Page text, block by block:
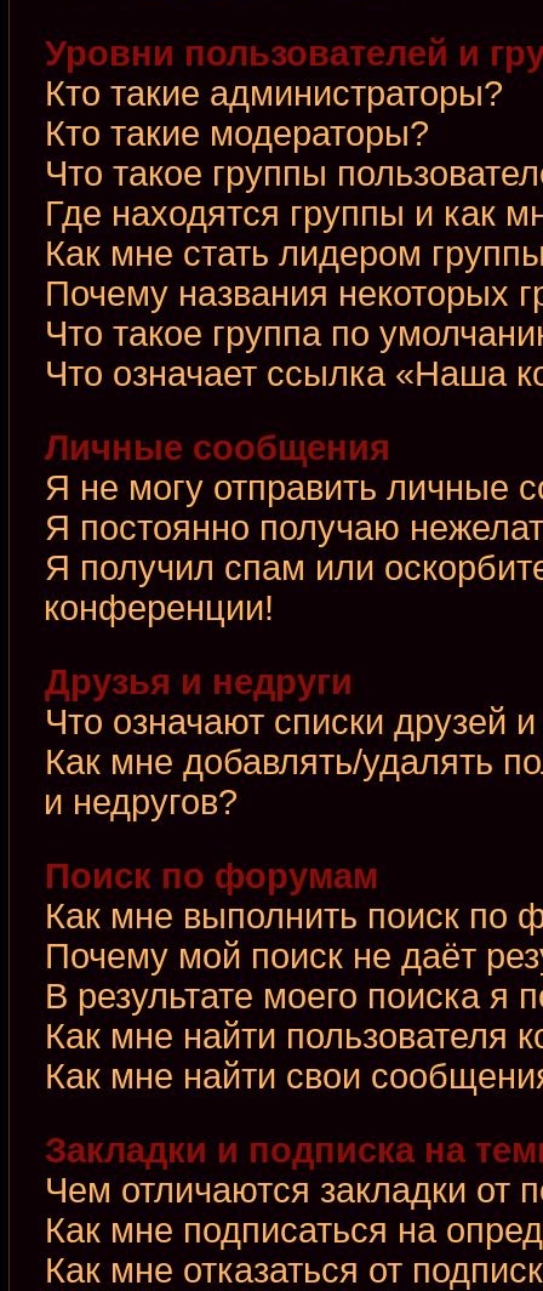
Уровни пользователей и
Кто такие администраторы?
Кто такие модераторы?
Что такое группы
Где находятся группы и как
Как мне стать лидером
Почему названия некоторых
Что такое группа по
Что означает ссылка «Наша
Личные сообщения
Я не могу отправить личные
Я постоянно получаю
Я получил спам или
конференции!
Друзья и недруги
Что означают списки друзей
Как мне добавлять/удалять
и недругов?
Поиск по форумам
Как мне выполнить поиск
Почему мой поиск не даёт
В результате моего поиска я
Как мне найти пользователя
Как мне найти свои
Закладки и подписка на
Чем отличаются закладки от
Как мне подписаться на
Как мне отказаться от